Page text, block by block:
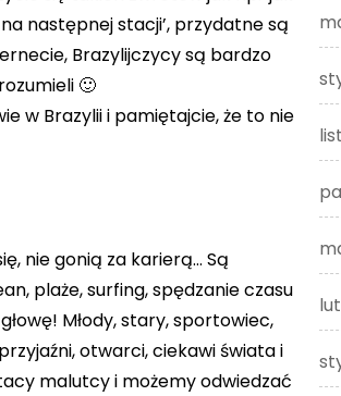
następnej stacji’, przydatne są
Brazylijczycy są bardzo
🙂
w Brazylii i pamiętajcie, że to nie
nie gonią za karierą… Są
plaże, surfing, spędzanie czasu
Młody, stary, sportowiec,
otwarci, ciekawi świata i
malutcy i możemy odwiedzać